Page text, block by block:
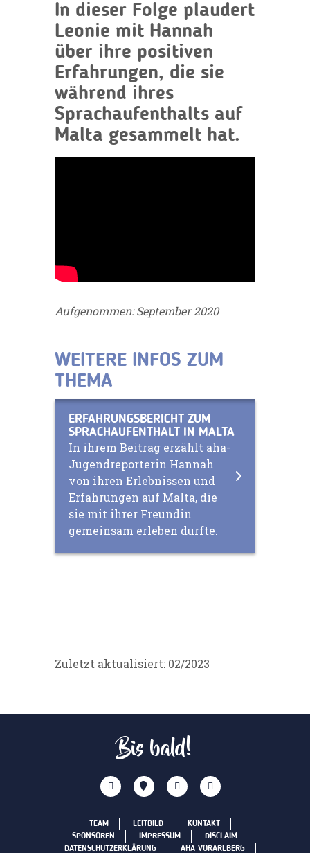
In dieser Folge plaudert
Leonie mit Hannah
über ihre positiven
Erfahrungen, die sie
während ihres
Sprachaufenthalts auf
Malta gesammelt hat.
Aufgenommen: September 2020
WEITERE INFOS ZUM
THEMA
ERFAHRUNGSBERICHT ZUM
SPRACHAUFENTHALT IN MALTA
In ihrem Beitrag erzählt aha-
Jugendreporterin Hannah
von ihren Erlebnissen und
Erfahrungen auf Malta, die
sie mit ihrer Freundin
gemeinsam erleben durfte.
Zuletzt aktualisiert: 02/2023
Bis bald!
TEAM LEITBILD
KONTAKT
SPONSOREN
IMPRESSUM
DISCLAIM
DATENSCHUTZERKLÄRUNG
AHA VORARLBERG